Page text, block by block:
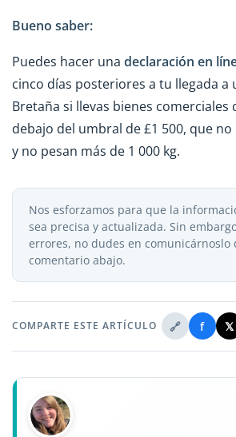
Bueno saber:
Puedes hacer una declaración en
cinco días posteriores a tu llegada a
Bretaña si llevas bienes comerciales
debajo del umbral de £1 500, que
y no pesan más de 1 000 kg.
Nos esforzamos para que la
sea precisa y actualizada. Sin
errores, no dudes en comunicárnoslo
comentario abajo.
COMPARTE ESTE ARTÍCULO 🔗 f 𝕏